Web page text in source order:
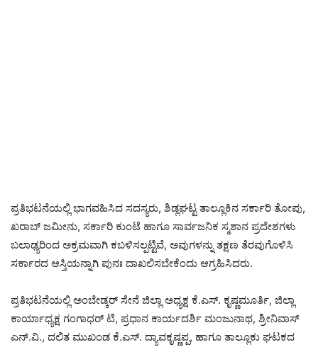
ಪ್ರತಿಭಟನೆಯಲ್ಲಿ ಭಾಗವಹಿಸಿದ ಸದಸ್ಯರು, ಶಿಡ್ಲಘಟ್ಟ ತಾಲ್ಲೂಕಿನ ಸರ್ಕಾರಿ ತೋಪು,
ಖರಾಬ್ ಜಮೀನು, ಸರ್ಕಾರಿ ಕುಂಟೆ ಹಾಗೂ ಸಾರ್ವಜನಿಕ ಸ್ಮಶಾನ ಪ್ರದೇಶಗಳು
ಬಲಾಢ್ಯರಿಂದ ಅಕ್ರಮವಾಗಿ ಕಬಳಿಸಲ್ಪಟ್ಟಿವೆ, ಅವುಗಳನ್ನು ತಕ್ಷಣ ತೆರವುಗೊಳಿಸಿ
ಸರ್ಕಾರದ ಆಸ್ತಿಯನ್ನಾಗಿ ಪುನಃ ದಾಖಲಿಸಬೇಕೆಂದು ಆಗ್ರಹಿಸಿದರು.
ಪ್ರತಿಭಟನೆಯಲ್ಲಿ ಅಂಬೇಡ್ಕರ್ ಸೇನೆ ಜಿಲ್ಲಾ ಅಧ್ಯಕ್ಷ ಕೆ.ಎಸ್. ಕೃಷ್ಣಮೂರ್ತಿ, ಜಿಲ್ಲಾ
ಕಾರ್ಯಾಧ್ಯಕ್ಷ ಗಂಗಾಧರ್ ಟಿ, ಪ್ರಧಾನ ಕಾರ್ಯದರ್ಶಿ ಮಂಜುನಾಥ, ಶ್ರೀನಿವಾಸ್
ಎನ್.ವಿ., ದಲಿತ ಮುಖಂಡ ಕೆ.ಎಸ್. ದ್ಯಾವಕೃಷ್ಣಪ್ಪ, ಹಾಗೂ ತಾಲ್ಲೂಕು ಘಟಕದ